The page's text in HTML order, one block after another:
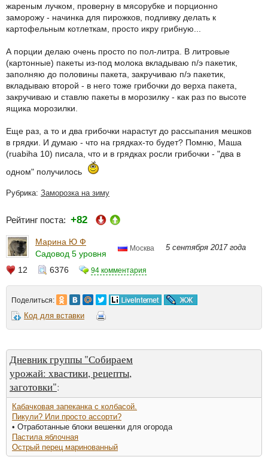
жареным лучком, проверну в мясорубке и порционно
заморожу - начинка для пирожков, подливку делать к
картофельным котлеткам, просто икру грибную...
А порции делаю очень просто по пол-литра. В литровые
(картонные) пакеты из-под молока вкладываю п/э пакетик,
заполняю до половины пакета, закручиваю п/э пакетик,
вкладываю второй - в него тоже грибочки до верха пакета,
закручиваю и ставлю пакеты в морозилку - как раз по высоте
ящика морозилки.
Еще раз, а то и два грибочки нарастут до рассыпания мешков
в грядки. И думаю - что на грядках-то будет? Помню, Маша
(ruabiha 10) писала, что и в грядках росли грибочки - "два в
одном" получилось
Рубрика: Заморозка на зиму
Рейтинг поста: +82
Марина Ю Ф
Садовод 5 уровня
Москва 5 сентября 2017 года
12 6376 94 комментария
Поделиться:
Код для вставки
Дневник группы "Собираем
урожай: хвастики, рецепты,
заготовки":
Кабачковая запеканка с колбасой.
Пикули? Или просто ассорти?
• Отработанные блоки вешенки для огорода
Пастила яблочная
Острый перец маринованный